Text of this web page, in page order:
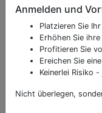
Beschreibung &
Sie möchten
oder andere
Klicken Sie bitte
Sonderangebote
Anmelden und
Platzieren Sie
Erhöhen Sie
Profitieren Sie
Ereichen Sie
Keinerlei Risiko
Nicht überlegen,